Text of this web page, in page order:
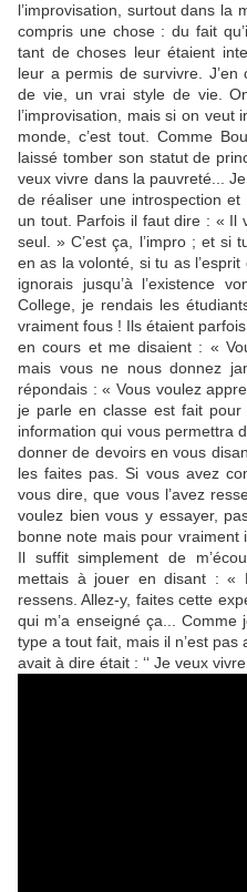
l’improvisation, surtout dans la
compris une chose : du fait
tant de choses leur étaient
leur a permis de survivre. J’en
de vie, un vrai style de vie.
l’improvisation, mais si on veut
monde, c’est tout. Comme
laissé tomber son statut de
veux vivre dans la pauvreté...
de réaliser une introspection et
un tout. Parfois il faut dire : « Il
seul. » C’est ça, l’impro ; et si
en as la volonté, si tu as
ignorais jusqu’à l’existence
College, je rendais les
vraiment fous ! Ils étaient
en cours et me disaient : «
mais vous ne nous donnez
répondais : « Vous voulez
je parle en classe est fait
information qui vous permettra
donner de devoirs en vous
les faites pas. Si vous avez
vous dire, que vous l’avez
voulez bien vous y essayer,
bonne note mais pour vraiment
Il suffit simplement de
mettais à jouer en disant : «
ressens. Allez-y, faites cette
qui m’a enseigné ça...
type a tout fait, mais il n’est pas
avait à dire était : ‘‘ Je veux vivre